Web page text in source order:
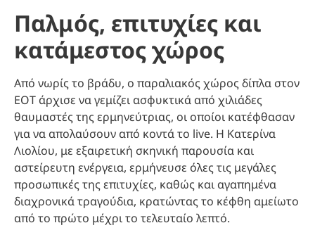
Παλμός, επιτυχίες και
κατάμεστος χώρος
Από νωρίς το βράδυ, ο παραλιακός χώρος δίπλα στον
ΕΟΤ άρχισε να γεμίζει ασφυκτικά από χιλιάδες
θαυμαστές της ερμηνεύτριας, οι οποίοι κατέφθασαν
για να απολαύσουν από κοντά το live. Η Κατερίνα
Λιολίου, με εξαιρετική σκηνική παρουσία και
αστείρευτη ενέργεια, ερμήνευσε όλες τις μεγάλες
προσωπικές της επιτυχίες, καθώς και αγαπημένα
διαχρονικά τραγούδια, κρατώντας το κέφθη αμείωτο
από το πρώτο μέχρι το τελευταίο λεπτό.